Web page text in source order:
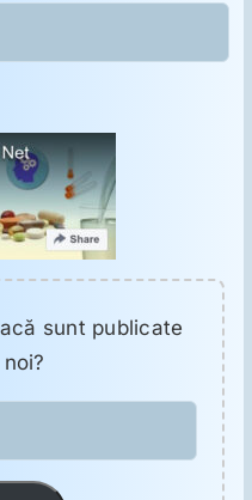
sunt publicate